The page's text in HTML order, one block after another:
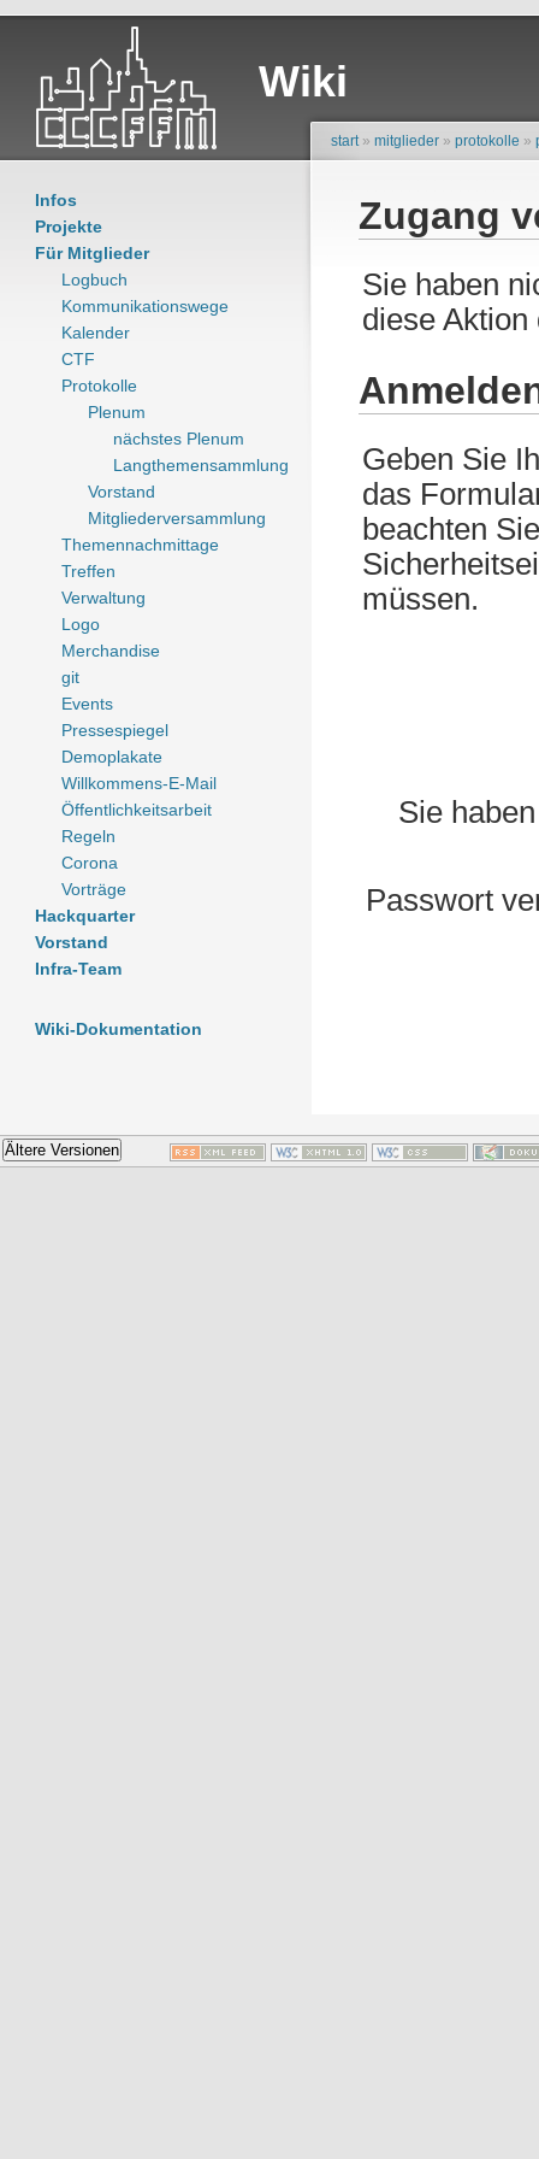
Wiki
Infos
Projekte
Für Mitglieder
Logbuch
Kommunikationswege
Kalender
CTF
Protokolle
Plenum
nächstes Plenum
Langthemensammlung
Vorstand
Mitgliederversammlung
Themennachmittage
Treffen
Verwaltung
Logo
Merchandise
git
Events
Pressespiegel
Demoplakate
Willkommens-E-Mail
Öffentlichkeitsarbeit
Regeln
Corona
Vorträge
Hackquarter
Vorstand
Infra-Team
Wiki-Dokumentation
start » mitglieder » protokolle »
Zugang
Sie haben
diese Aktion
Geben Sie
das
beachten
müssen.
Sie
Passwort
Ältere Versionen